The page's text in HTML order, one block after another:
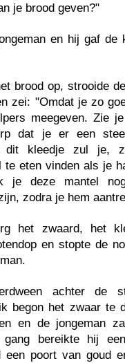
je brood geven?"
en hij gaf de
brood op, strooide
zei: "Omdat je zo
meegeven. Zie
dat je er een
dit kleedje zul je,
te eten vinden als je
je deze mantel
zodra je hem
het zwaard, het
en stopte de
achter de
begon het zwaar te
en de jongeman
bereikte hij
een poort van goud